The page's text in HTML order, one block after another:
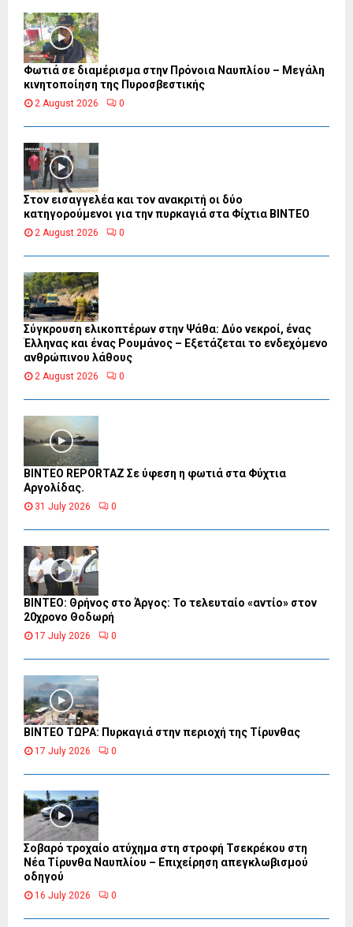
Φωτιά σε διαμέρισμα στην Πρόνοια Ναυπλίου – Μεγάλη
κινητοποίηση της Πυροσβεστικής
2 August 2026 0
Στον εισαγγελέα και τον ανακριτή οι δύο
κατηγορούμενοι για την πυρκαγιά στα Φίχτια ΒΙΝΤΕΟ
2 August 2026 0
Σύγκρουση ελικοπτέρων στην Ψάθα: Δύο νεκροί, ένας
Έλληνας και ένας Ρουμάνος – Εξετάζεται το ενδεχόμενο
ανθρώπινου λάθους
2 August 2026 0
BINTEO REPORTAZ Σε ύφεση η φωτιά στα Φύχτια
Αργολίδας.
31 July 2026 0
ΒΙΝΤΕΟ: Θρήνος στο Άργος: Το τελευταίο «αντίο» στον
20χρονο Θοδωρή
17 July 2026 0
ΒΙΝΤΕΟ ΤΩΡΑ: Πυρκαγιά στην περιοχή της Τίρυνθας
17 July 2026 0
Σοβαρό τροχαίο ατύχημα στη στροφή Τσεκρέκου στη
Νέα Τίρυνθα Ναυπλίου – Επιχείρηση απεγκλωβισμού
οδηγού
16 July 2026 0